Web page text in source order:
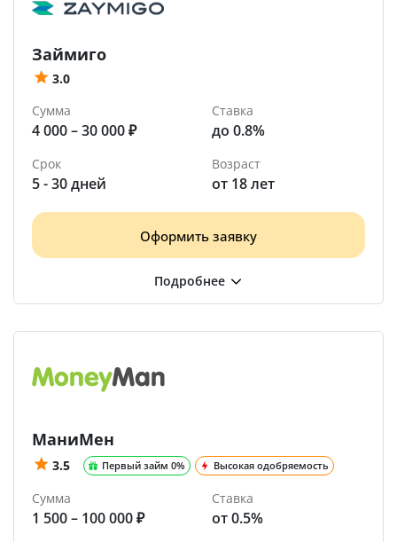
Займиго
3.0
Сумма
4 000 – 30 000 ₽
Ставка
до 0.8%
Срок
5 - 30 дней
Возраст
от 18 лет
Оформить заявку
МаниМен
3.5 Первый займ 0% Высокая одобряемость
Сумма
1 500 – 100 000 ₽
Ставка
от 0.5%